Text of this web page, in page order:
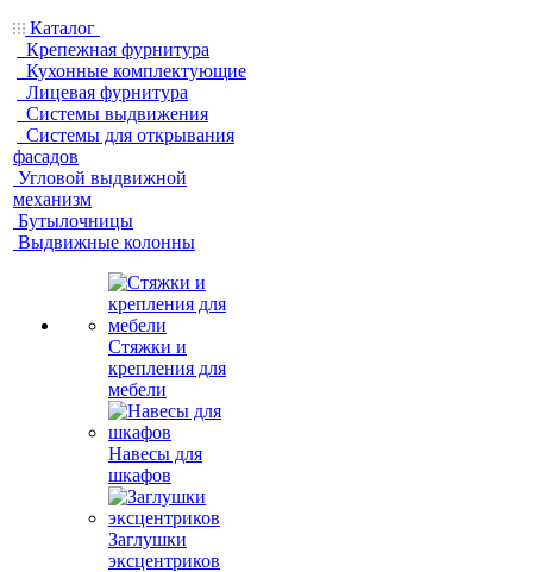
Каталог
Крепежная фурнитура
Кухонные комплектующие
Лицевая фурнитура
Системы выдвижения
Системы для открывания
фасадов
Угловой выдвижной
механизм
Бутылочницы
Выдвижные колонны
Стяжки и
крепления для
мебели
Навесы для
шкафов
Заглушки
эксцентриков